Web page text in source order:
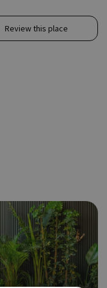
Review this place